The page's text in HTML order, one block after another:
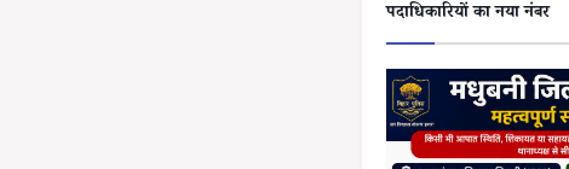
पदाधिकारियों का नया नंबर